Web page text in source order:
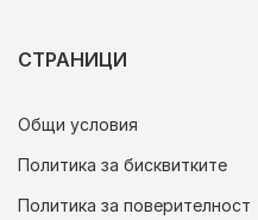
СТРАНИЦИ
Общи условия
Политика за бисквитките
Политика за поверителност